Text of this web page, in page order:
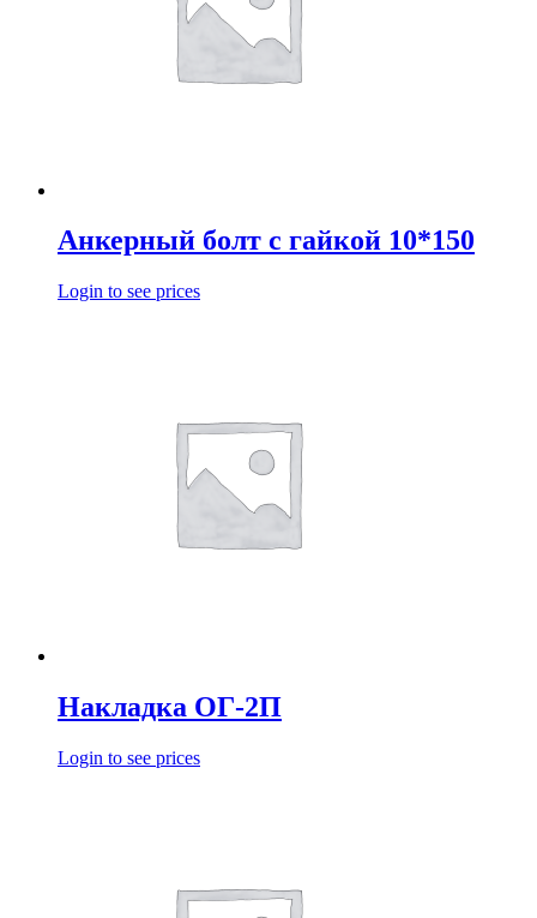
Анкерный болт с гайкой 10*150
Login to see prices
Накладка ОГ-2П
Login to see prices